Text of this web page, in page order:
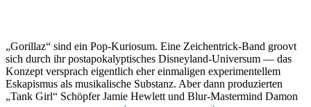
„Gorillaz“ sind ein Pop-Kuriosum. Eine Zeichentrick-Band groovt
sich durch ihr postapokalyptisches Disneyland-Universum — das
Konzept versprach eigentlich eher einmaligen experimentellem
Eskapismus als musikalische Substanz. Aber dann produzierten
„Tank Girl“ Schöpfer Jamie Hewlett und Blur-Mastermind Damon